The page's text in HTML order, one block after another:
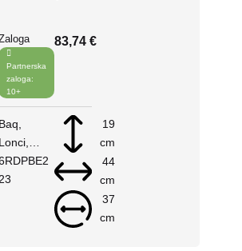
Partnerska
zaloga:
10+
83,74 €
Baq
Lonci
23
19
cm
44
cm
37
cm
V košarico